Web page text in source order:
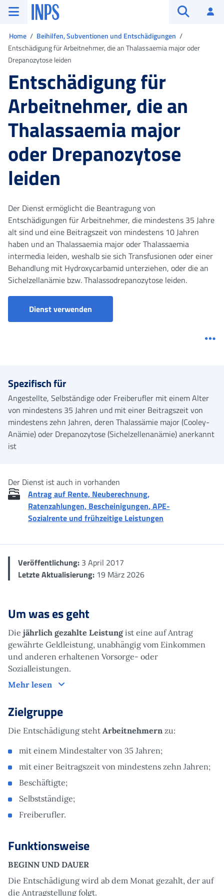
Zum Hauptmenü
Zum Hauptinhalt springen
Zu der Fußzeile
INPS ()
Home
Beihilfen, Subventionen und Entschädigungen
Entschädigung für Arbeitnehmer, die an Thalassaemia major oder
Drepanozytose leiden
Entschädigung für
Arbeitnehmer, die an
Thalassaemia major
oder Drepanozytose
leiden
Der Dienst ermöglicht die Beantragung von
Entschädigungen für Arbeitnehmer, die mindestens 35 Jahre
alt sind und eine Beitragszeit von mindestens 10 Jahren
haben und an Thalassaemia major oder Thalassaemia
intermedia leiden, weshalb sie sich Transfusionen oder einer
Behandlung mit Hydroxycarbamid unterziehen, oder die an
Sichelzellanämie bzw. Thalassodrepanozytose leiden.
Dienst verwenden
Spezifisch für
Angestellte, Selbständige oder Freiberufler mit einem Alter
von mindestens 35 Jahren und mit einer Beitragszeit von
mindestens zehn Jahren, deren Thalassämie major (Cooley-
Anämie) oder Drepanozytose (Sichelzellenanämie) anerkannt
ist
Der Dienst ist auch in vorhanden
Antrag auf Rente, Neuberechnung,
Ratenzahlungen, Bescheinigungen, APE-
Sozialrente und frühzeitige Leistungen
Veröffentlichung: 3 April 2017
Letzte Aktualisierung: 19 März 2026
Um was es geht
Die jährlich gezahlte Leistungist eine auf Antrag
gewährte Geldleistung, unabhängig vom Einkommen
und anderen erhaltenen Vorsorge- oder
Sozialleistungen.
Mehr lesen
Um was es geht
Zielgruppe
Die Entschädigung steht Arbeitnehmern zu:
mit einem Mindestalter von 35 Jahren;
mit einer Beitragszeit von mindestens zehn Jahren;
Beschäftigte;
Selbstständige;
Freiberufler.
Funktionsweise
BEGINN UND DAUER
Die Entschädigung wird ab dem Monat gezahlt, der auf
die Antragstellung folgt.